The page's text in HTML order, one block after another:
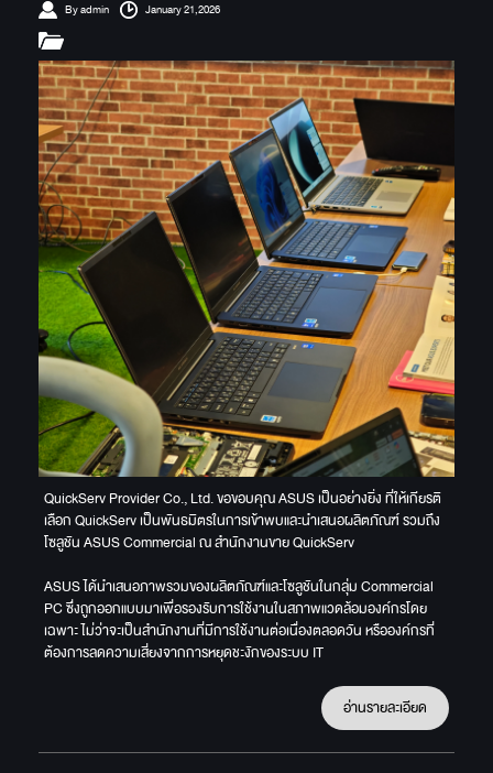
By admin January 21,2026
QuickServ Provider Co., Ltd. ขอขอบคุณ ASUS เป็นอย่างยิ่ง ที่ให้เกียรติ
เลือก QuickServ เป็นพันธมิตรในการเข้าพบและนำเสนอผลิตภัณฑ์ รวมถึง
โซลูชัน ASUS Commercial ณ สำนักงานขาย QuickServ
ASUS ได้นำเสนอภาพรวมของผลิตภัณฑ์และโซลูชันในกลุ่ม Commercial
PC ซึ่งถูกออกแบบมาเพื่อรองรับการใช้งานในสภาพแวดล้อมองค์กรโดย
เฉพาะ ไม่ว่าจะเป็นสำนักงานที่มีการใช้งานต่อเนื่องตลอดวัน หรือองค์กรที่
ต้องการลดความเสี่ยงจากการหยุดชะงักของระบบ IT
อ่านรายละเอียด